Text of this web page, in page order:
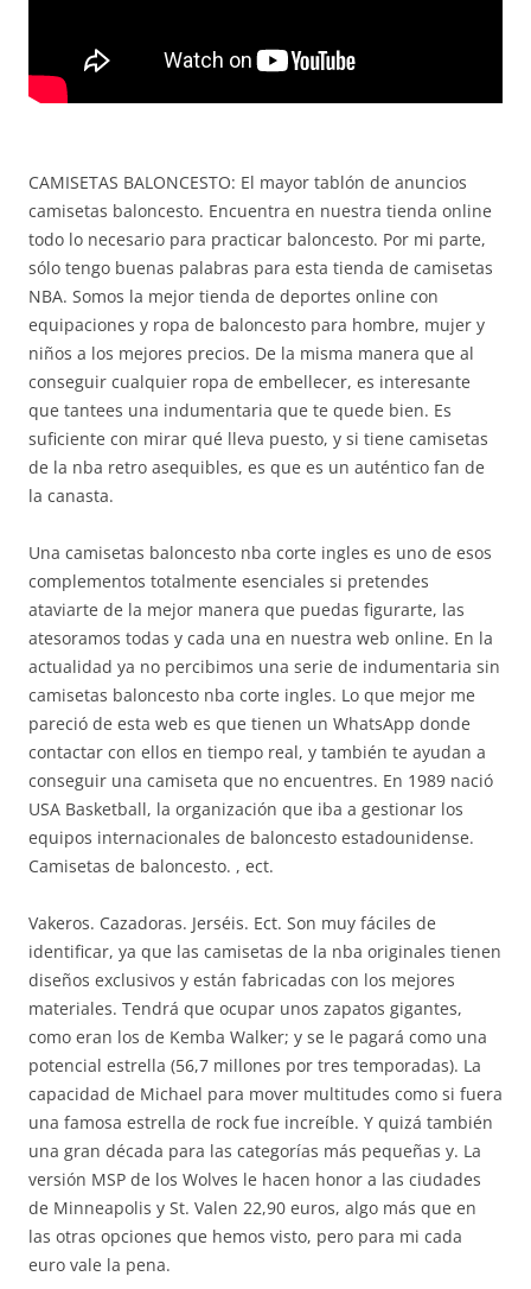
CAMISETAS BALONCESTO: El mayor tablón de anuncios
camisetas baloncesto. Encuentra en nuestra tienda online
todo lo necesario para practicar baloncesto. Por mi parte,
sólo tengo buenas palabras para esta tienda de camisetas
NBA. Somos la mejor tienda de deportes online con
equipaciones y ropa de baloncesto para hombre, mujer y
niños a los mejores precios. De la misma manera que al
conseguir cualquier ropa de embellecer, es interesante
que tantees una indumentaria que te quede bien. Es
suficiente con mirar qué lleva puesto, y si tiene camisetas
de la nba retro asequibles, es que es un auténtico fan de
la canasta.
Una camisetas baloncesto nba corte ingles es uno de esos
complementos totalmente esenciales si pretendes
ataviarte de la mejor manera que puedas figurarte, las
atesoramos todas y cada una en nuestra web online. En la
actualidad ya no percibimos una serie de indumentaria sin
camisetas baloncesto nba corte ingles. Lo que mejor me
pareció de esta web es que tienen un WhatsApp donde
contactar con ellos en tiempo real, y también te ayudan a
conseguir una camiseta que no encuentres. En 1989 nació
USA Basketball, la organización que iba a gestionar los
equipos internacionales de baloncesto estadounidense.
Camisetas de baloncesto. , ect.
Vakeros. Cazadoras. Jerséis. Ect. Son muy fáciles de
identificar, ya que las camisetas de la nba originales tienen
diseños exclusivos y están fabricadas con los mejores
materiales. Tendrá que ocupar unos zapatos gigantes,
como eran los de Kemba Walker; y se le pagará como una
potencial estrella (56,7 millones por tres temporadas). La
capacidad de Michael para mover multitudes como si fuera
una famosa estrella de rock fue increíble. Y quizá también
una gran década para las categorías más pequeñas y. La
versión MSP de los Wolves le hacen honor a las ciudades
de Minneapolis y St. Valen 22,90 euros, algo más que en
las otras opciones que hemos visto, pero para mi cada
euro vale la pena.